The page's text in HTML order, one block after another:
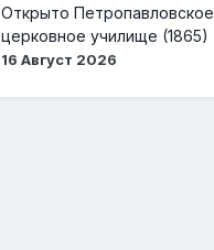
Открыто Петропавловское
церковное училище (1865)
16 Август 2026